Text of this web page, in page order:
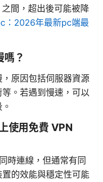
間，超出後可能被降
：2026年最新pc端最
嗎？
原因包括伺服器資源
。若遇到慢速，可以
使用免費 VPN
時連線，但通常有同
的效能與穩定性可能